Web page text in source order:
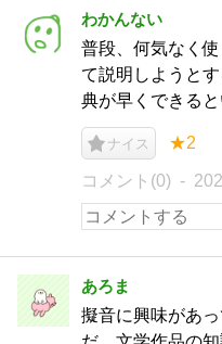
わかんない
普段、何気なく
て説明しようと
典が早くできると
ナイス ★2
コメント(0)
あろま
擬音に興味があ